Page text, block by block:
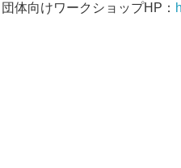
体向けワークショップHP：